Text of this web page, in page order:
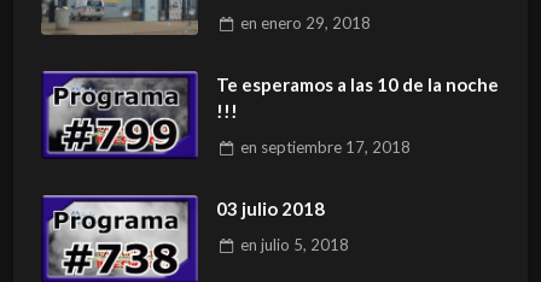
en enero 29, 2018
Te esperamos a las 10 de la noche
!!!
en septiembre 17, 2018
03 julio 2018
en julio 5, 2018